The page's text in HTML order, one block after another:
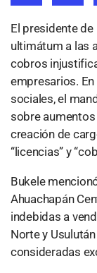
El presidente de
ultimátum a las
cobros
empresarios.
sociales, el
sobre
creación de
“licencias” y
Bukele
Ahuachapán
indebidas a
Norte y
consideradas